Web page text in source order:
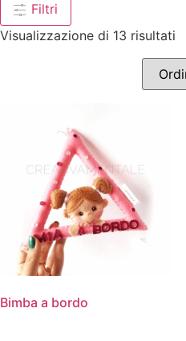
Filtri
Visualizzazione di 13 risultati
Bimba a bordo